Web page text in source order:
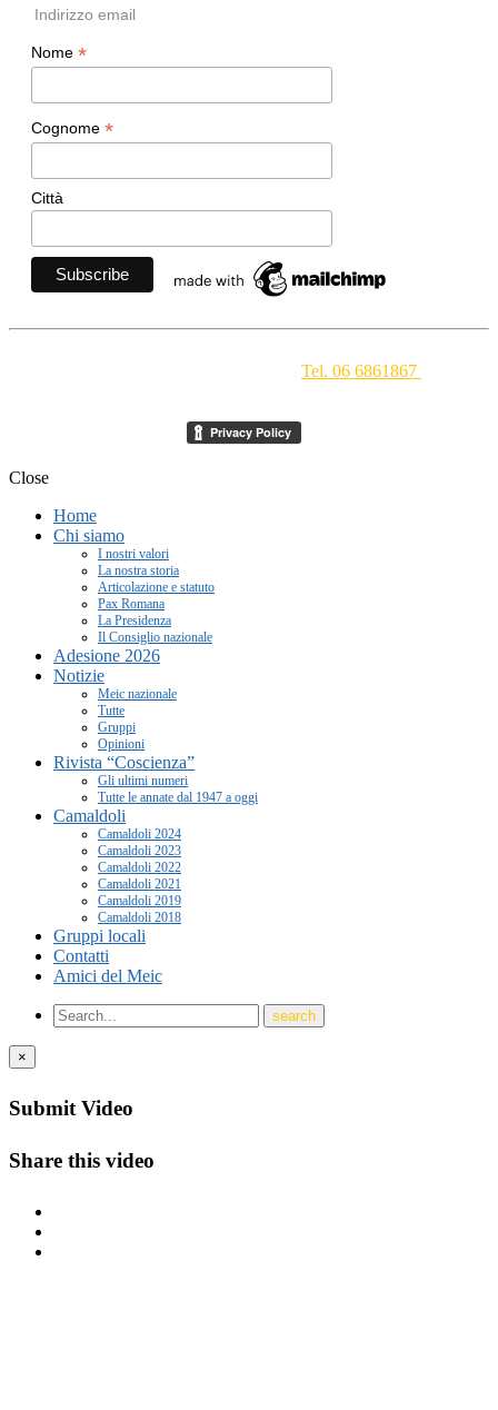
Indirizzo email
Nome *
Cognome *
Città
Tel. 06 6861867
Close
Home
Chi siamo
I nostri valori
La nostra storia
Articolazione e statuto
Pax Romana
La Presidenza
Il Consiglio nazionale
Adesione 2026
Notizie
Meic nazionale
Tutte
Gruppi
Opinioni
Rivista “Coscienza”
Gli ultimi numeri
Tutte le annate dal 1947 a oggi
Camaldoli
Camaldoli 2024
Camaldoli 2023
Camaldoli 2022
Camaldoli 2021
Camaldoli 2019
Camaldoli 2018
Gruppi locali
Contatti
Amici del Meic
×
Submit Video
Share this video